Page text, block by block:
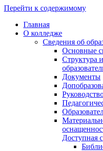
Перейти к содержимому
Главная
О колледже
Сведения об
Основные
Структура
Документы
Доступная